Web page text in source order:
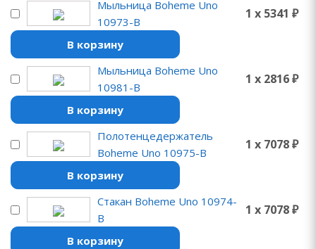
Мыльница Boheme Uno
10973-B
1 x 5341 ₽
В корзину
Мыльница Boheme Uno
10981-B
1 x 2816 ₽
В корзину
Полотенцедержатель
Boheme Uno 10975-B
1 x 7078 ₽
В корзину
Стакан Boheme Uno 10974-
B
1 x 7078 ₽
В корзину